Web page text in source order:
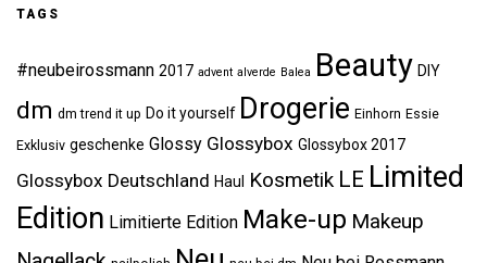
TAGS
#neubeirossmann 2017 advent alverde Balea Beauty DIY
dm dm trend it up Do it yourself Drogerie Einhorn Essie
Exklusiv geschenke Glossy Glossybox Glossybox 2017
Glossybox Deutschland Haul Kosmetik LE Limited
Edition Limitierte Edition Make-up Makeup